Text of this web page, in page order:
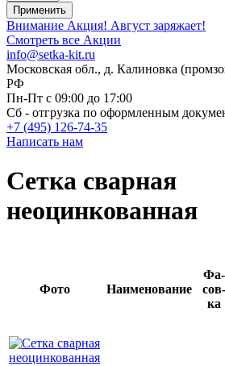
Внимание Акция! Август заряжает!
Смотреть все Акции
info@setka-kit.ru
Московская обл., д. Калиновка
РФ
Пн-Пт с 09:00 до 17:00
Сб - отгрузка по оформленным
+7 (495) 126-74-35
Написать нам
Сетка сварная
неоцинкованная
Фото Наименование
Фа­
сов­
ка